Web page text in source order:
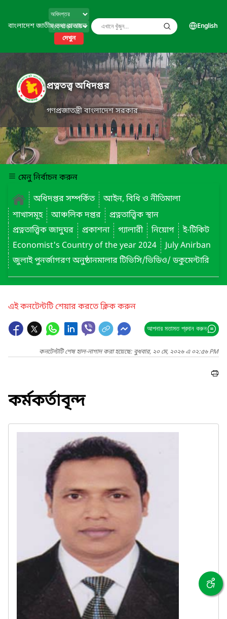
বাংলাদেশ জাতীয় তথ্য বাতায়ন
দেখুন
English
প্রত্নতত্ত্ব অধিদপ্তর
গণপ্রজাতন্ত্রী বাংলাদেশ সরকার
মেনু নির্বাচন করুন
অধিদপ্তর সম্পর্কিত
আইন, বিধি ও নীতিমালা
শাখাসমূহ
আঞ্চলিক দপ্তর
প্রত্নতাত্ত্বিক স্থান
প্রত্নতাত্ত্বিক জাদুঘর
প্রকাশনা গ্যালারী নিয়োগ
ই-টিকিট
Economist's Country of the year 2024
July Anirban
জুলাই পুনর্জাগরণ অনুষ্ঠানমালার টিভিসি/ভিডিও/ ডকুমেন্টারি
এই কনটেন্টটি শেয়ার করতে ক্লিক করুন
আপনার মতামত প্রদান করুন
কনটেন্টটি শেষ হাল-নাগাদ করা হয়েছে: বুধবার, ২০ মে, ২০২৬ এ ০২:৫৬ PM
কর্মকর্তাবৃন্দ